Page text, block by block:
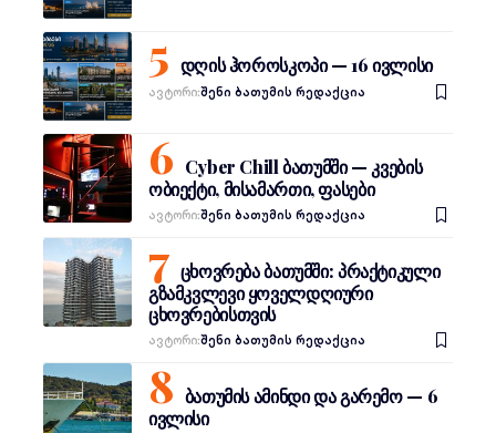
დღის ჰოროსკოპი — 16 ივლისი
Ავტორი:შენი ბათუმის რედაქცია
Cyber Chill ბათუმში — კვების
ობიექტი, მისამართი, ფასები
Ავტორი:შენი ბათუმის რედაქცია
ცხოვრება ბათუმში: პრაქტიკული
გზამკვლევი ყოველდღიური
ცხოვრებისთვის
Ავტორი:შენი ბათუმის რედაქცია
ბათუმის ამინდი და გარემო — 6
ივლისი